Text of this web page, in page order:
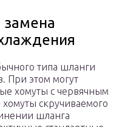
замена
типа шланги
При этом могут
хомуты с червячным
скручиваемого
шланга